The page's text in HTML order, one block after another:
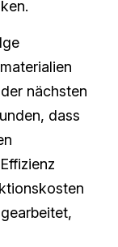
nächsten
dass